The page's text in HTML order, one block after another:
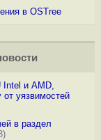
в OSTree
Intel и AMD,
уязвимостей
в раздел